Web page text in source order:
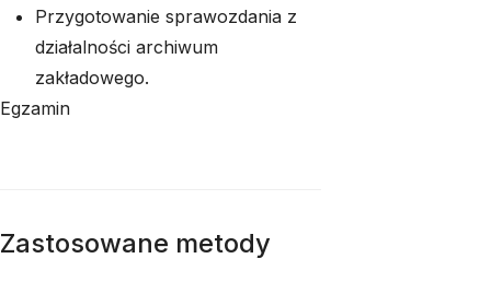
Przygotowanie sprawozdania z
działalności archiwum
zakładowego.
Egzamin
Zastosowane metody